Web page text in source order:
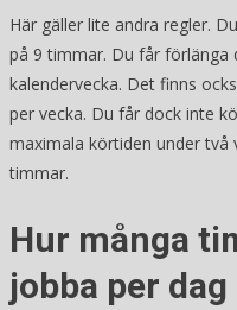
Här gäller lite andra regler.
på 9 timmar. Du får förlänga
kalendervecka. Det finns
per vecka. Du får dock inte
maximala körtiden under
timmar.
Hur många
jobba per